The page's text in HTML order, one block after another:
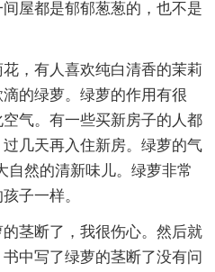
屋都是郁郁葱葱的，也不是
，有人喜欢纯白清香的茉莉
的绿萝。绿萝的作用有很
气。有一些买新房子的人都
几天再入住新房。绿萝的气
自然的清新味儿。绿萝非常
子一样。
茎断了，我很伤心。然后就
中写了绿萝的茎断了没有问